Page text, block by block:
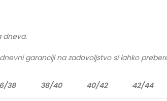
dneva.
garanciji na zadovoljstvo si lahko
38 38/40 40/42 42/44